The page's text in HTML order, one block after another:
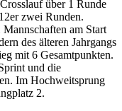
über 1 Runde
zwei Runden.
am Start
des älteren Jahrgangs
mit 6 Gesamtpunkten.
und die
Im Hochweitsprung
2.